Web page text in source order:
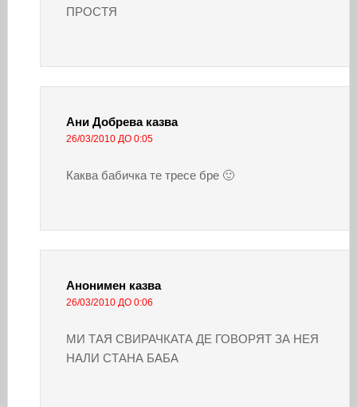
ПРОСТЯ
Ани Добрева казва
26/03/2010 ДО 0:05
Каква бабичка те тресе бре 🙂
Анонимен казва
26/03/2010 ДО 0:06
МИ ТАЯ СВИРАЧКАТА ДЕ ГОВОРЯТ ЗА НЕЯ
НАЛИ СТАНА БАБА